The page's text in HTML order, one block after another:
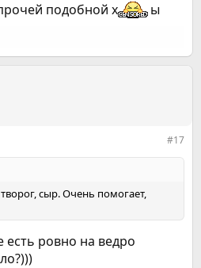
подобной х
ы
#17
сыр. Очень помогает,
есть ровно на ведро